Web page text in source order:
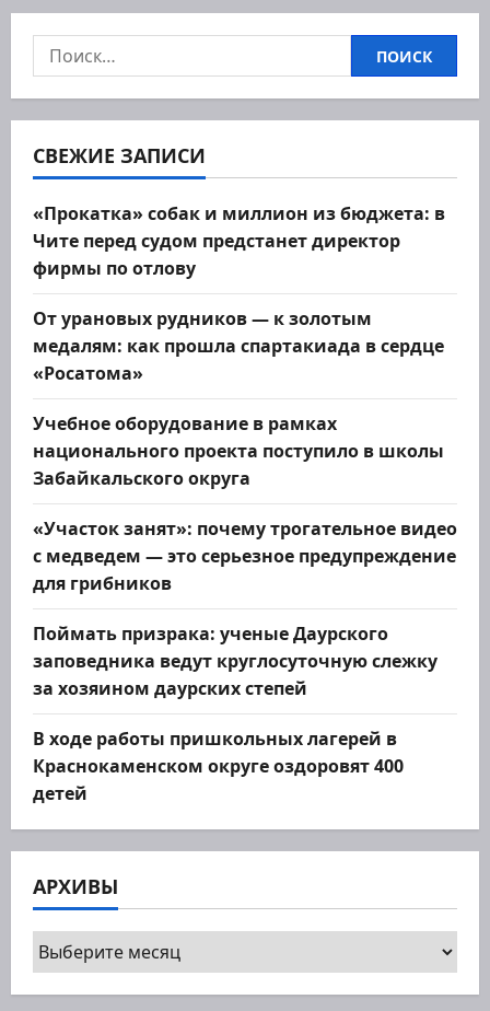
и
я
п
о
з
а
п
и
с
я
м
Найти:
СВЕЖИЕ ЗАПИСИ
«Прокатка» собак и миллион из бюджета: в
Чите перед судом предстанет директор
фирмы по отлову
От урановых рудников — к золотым
медалям: как прошла спартакиада в сердце
«Росатома»
Учебное оборудование в рамках
национального проекта поступило в школы
Забайкальского округа
«Участок занят»: почему трогательное видео
с медведем — это серьезное предупреждение
для грибников
Поймать призрака: ученые Даурского
заповедника ведут круглосуточную слежку
за хозяином даурских степей
В ходе работы пришкольных лагерей в
Краснокаменском округе оздоровят 400
детей
АРХИВЫ
Архивы